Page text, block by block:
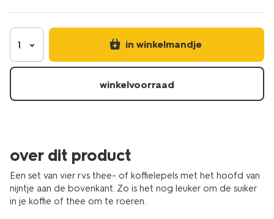
rvs-
-
-4-
60410093.html
1 in winkelmandje
winkelvoorraad
over dit product
Een set van vier rvs thee- of koffielepels met het hoofd van
nijntje aan de bovenkant. Zo is het nog leuker om de suiker
in je koffie of thee om te roeren.